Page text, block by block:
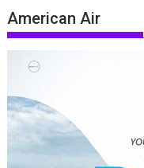
American Air